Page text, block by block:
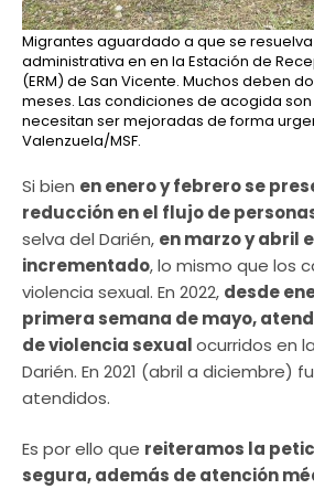
Migrantes aguardado a que se
administrativa en en la Estación de
(ERM) de San Vicente. Muchos deben
meses. Las condiciones de acogida
necesitan ser mejoradas de forma
Valenzuela/MSF.
Si bien en enero y febrero se
reducción en el flujo de
selva del Darién, en marzo y abril
incrementado, lo mismo que los
violencia sexual. En 2022, desde
primera semana de mayo,
de violencia sexualocurridos en
Darién. En 2021 (abril a diciembre)
atendidos.
Es por ello que reiteramos la
segura, además de atención